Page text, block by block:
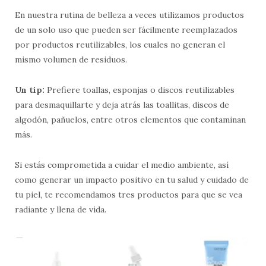
En nuestra rutina de belleza a veces utilizamos productos
de un solo uso que pueden ser fácilmente reemplazados
por productos reutilizables, los cuales no generan el
mismo volumen de residuos.
Un tip: Prefiere toallas, esponjas o discos reutilizables
para desmaquillarte y deja atrás las toallitas, discos de
algodón, pañuelos, entre otros elementos que contaminan
más.
Si estás comprometida a cuidar el medio ambiente, así
como generar un impacto positivo en tu salud y cuidado de
tu piel, te recomendamos tres productos para que se vea
radiante y llena de vida.